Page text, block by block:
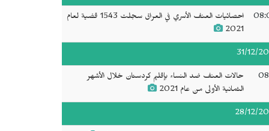
احصائيات العنف الأسري في العراق سجلت 1543 قضية لعام
2021
31/12/
حالات العنف ضد النساء بإقليم كردستان خلال الأشهر
الثمانية الأولى من عام 2021
28/12/